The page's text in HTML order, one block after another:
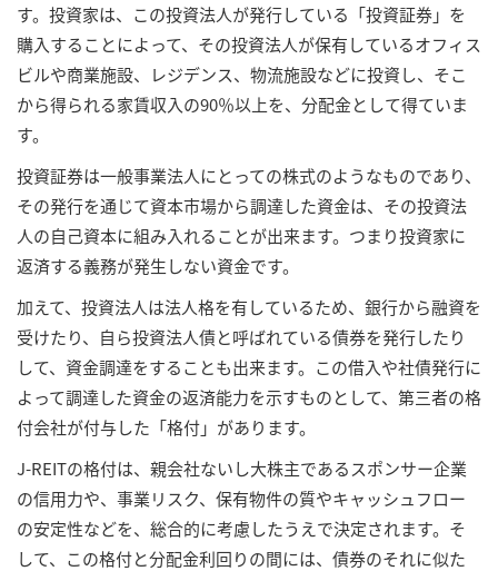
す。投資家は、この投資法人が発行している「投資証券」を
購入することによって、その投資法人が保有しているオフィス
ビルや商業施設、レジデンス、物流施設などに投資し、そこ
から得られる家賃収入の90％以上を、分配金として得ていま
す。
投資証券は一般事業法人にとっての株式のようなものであり、
その発行を通じて資本市場から調達した資金は、その投資法
人の自己資本に組み入れることが出来ます。つまり投資家に
返済する義務が発生しない資金です。
加えて、投資法人は法人格を有しているため、銀行から融資を
受けたり、自ら投資法人債と呼ばれている債券を発行したり
して、資金調達をすることも出来ます。この借入や社債発行に
よって調達した資金の返済能力を示すものとして、第三者の格
付会社が付与した「格付」があります。
J-REITの格付は、親会社ないし大株主であるスポンサー企業
の信用力や、事業リスク、保有物件の質やキャッシュフロー
の安定性などを、総合的に考慮したうえで決定されます。そ
して、この格付と分配金利回りの間には、債券のそれに似た